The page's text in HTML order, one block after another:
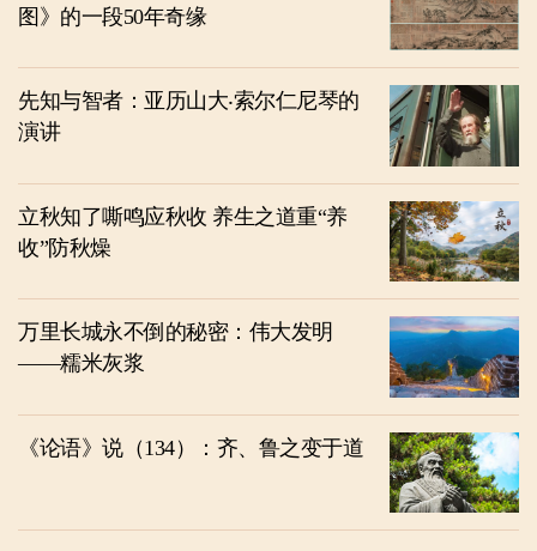
图》的一段50年奇缘
先知与智者：亚历山大‧索尔仁尼琴的
演讲
立秋知了嘶鸣应秋收 养生之道重“养
收”防秋燥
万里长城永不倒的秘密：伟大发明
——糯米灰浆
《论语》说（134）：齐、鲁之变于道